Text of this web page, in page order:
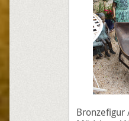
Bronzefigur